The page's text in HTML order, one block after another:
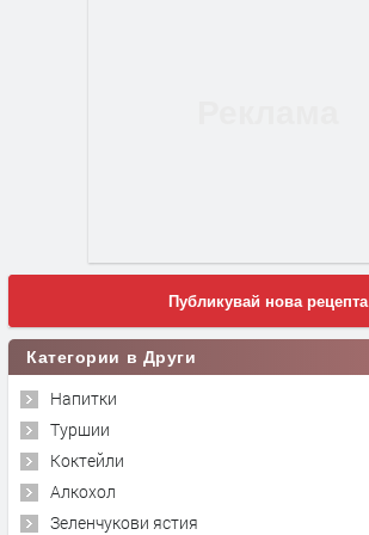
Публикувай нова рецепта
Категории в Други
Напитки
Туршии
Коктейли
Алкохол
Зеленчукови ястия